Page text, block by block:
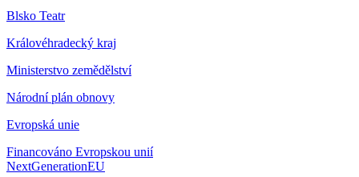
Blsko Teatr
Královéhradecký kraj
Ministerstvo zemědělství
Národní plán obnovy
Evropská unie
Financováno Evropskou unií
NextGenerationEU